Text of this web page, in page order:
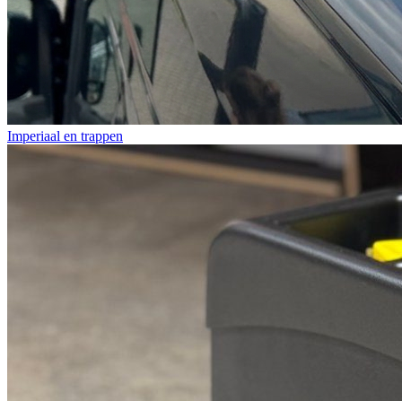
Imperiaal en trappen